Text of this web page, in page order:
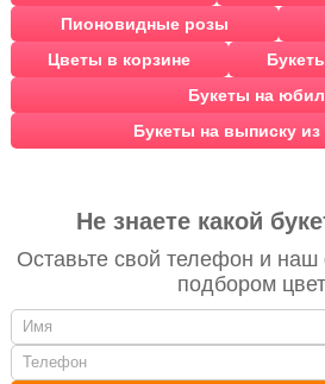
Пионовидные розы
Цветы в корзине
Букеты на
Букеты на выписку
Не знаете какой
Оставьте свой телефон и
подбором